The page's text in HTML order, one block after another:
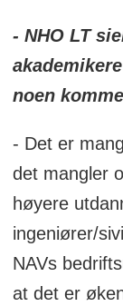
- NHO LT
noen
- Det er
det mangler
høyere
ingeniører/
NAVs
at det er